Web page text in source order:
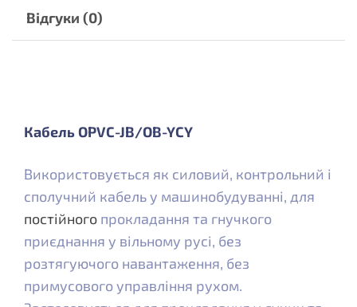
Відгуки (0)
Кабель OPVC-JB/OB-YCY
Використовується як силовий, контрольний і
сполучний кабель у машинобудуванні, для
постійного прокладання та гнучкого
приєднання у вільному русі, без
розтягуючого навантаження, без
примусового управління рухом.